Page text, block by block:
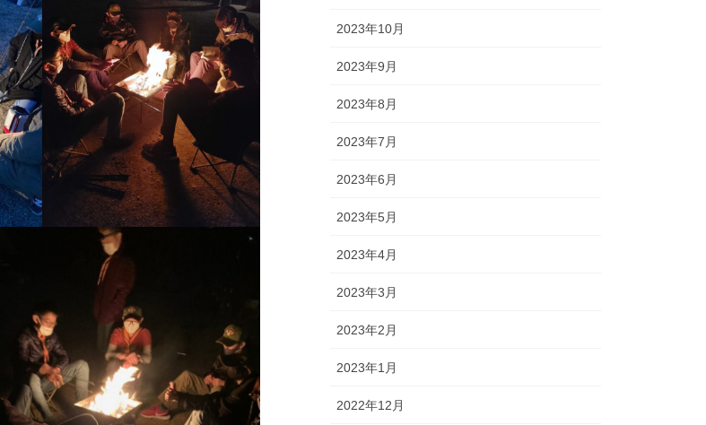
2023年10月
2023年9月
2023年8月
2023年7月
2023年6月
2023年5月
2023年4月
2023年3月
2023年2月
2023年1月
2022年12月